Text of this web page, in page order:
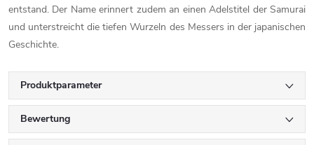
entstand. Der Name erinnert zudem an einen Adelstitel der Samurai
und unterstreicht die tiefen Wurzeln des Messers in der japanischen
Geschichte.
Produktparameter
Bewertung